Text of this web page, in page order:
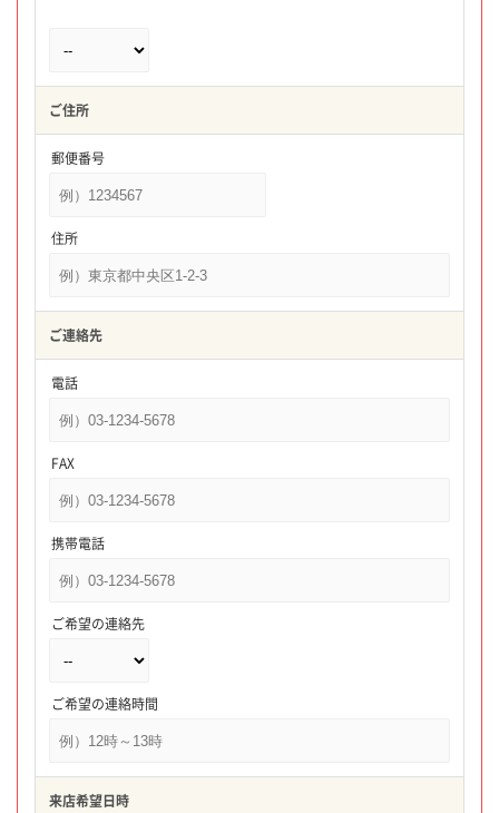
ご住所
郵便番号
住所
ご連絡先
電話
FAX
携帯電話
ご希望の連絡先
ご希望の連絡時間
来店希望日時